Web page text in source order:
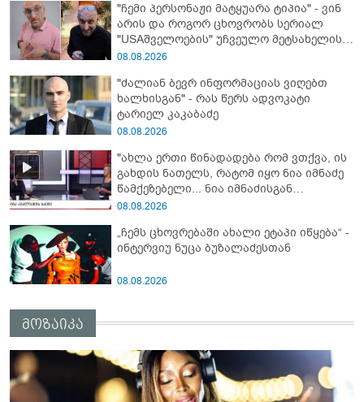
"ჩემი პერსონაჟი მატყუარა ტიპია" - ვინ
არის და როგორ ცხოვრობს სერიალ
"USAშველოების" უჩვეულო მეტსახელის
მქონე პოპულარული გმირი რეალურ
08.08.2026
"ძალიან ბევრ ინფორმაციას ვიღებთ
ხალხისგან" - რას წერს ადვოკატი
ტარიელ კაკაბაძე
08.08.2026
"ახლა ერთი წინადადება რომ ვთქვა, ის
გახდის ნათელს, რატომ იყო ნია იმნაძე
წამქეზებელი... ნია იმნაძისგან
გამოსული ინფორმაციაა ეს" - რას
08.08.2026
„ჩემს ცხოვრებაში ახალი ეტაპი იწყება“ -
ინტერვიუ ნუცა ბუზალაძესთან
08.08.2026
მოზაიკა